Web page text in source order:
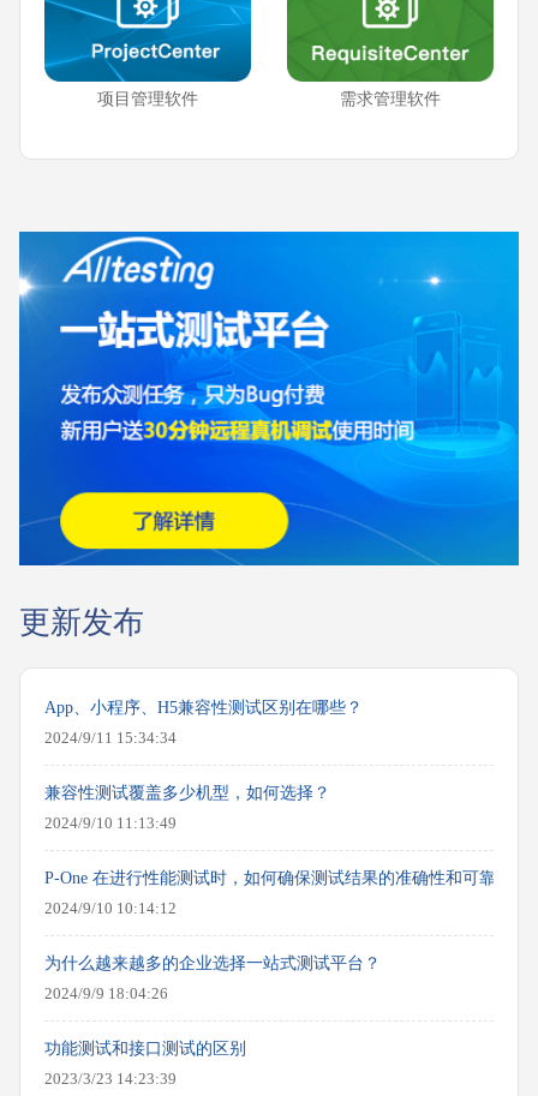
项目管理软件 需求管理软件
更新发布
App、小程序、H5兼容性测试区别在哪些？
2024/9/11 15:34:34
兼容性测试覆盖多少机型，如何选择？
2024/9/10 11:13:49
P-One 在进行性能测试时，如何确保测试结果的准确性和可靠性？
2024/9/10 10:14:12
为什么越来越多的企业选择一站式测试平台？
2024/9/9 18:04:26
功能测试和接口测试的区别
2023/3/23 14:23:39